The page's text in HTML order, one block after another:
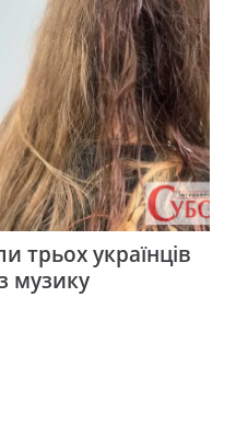
трьох українців
музику